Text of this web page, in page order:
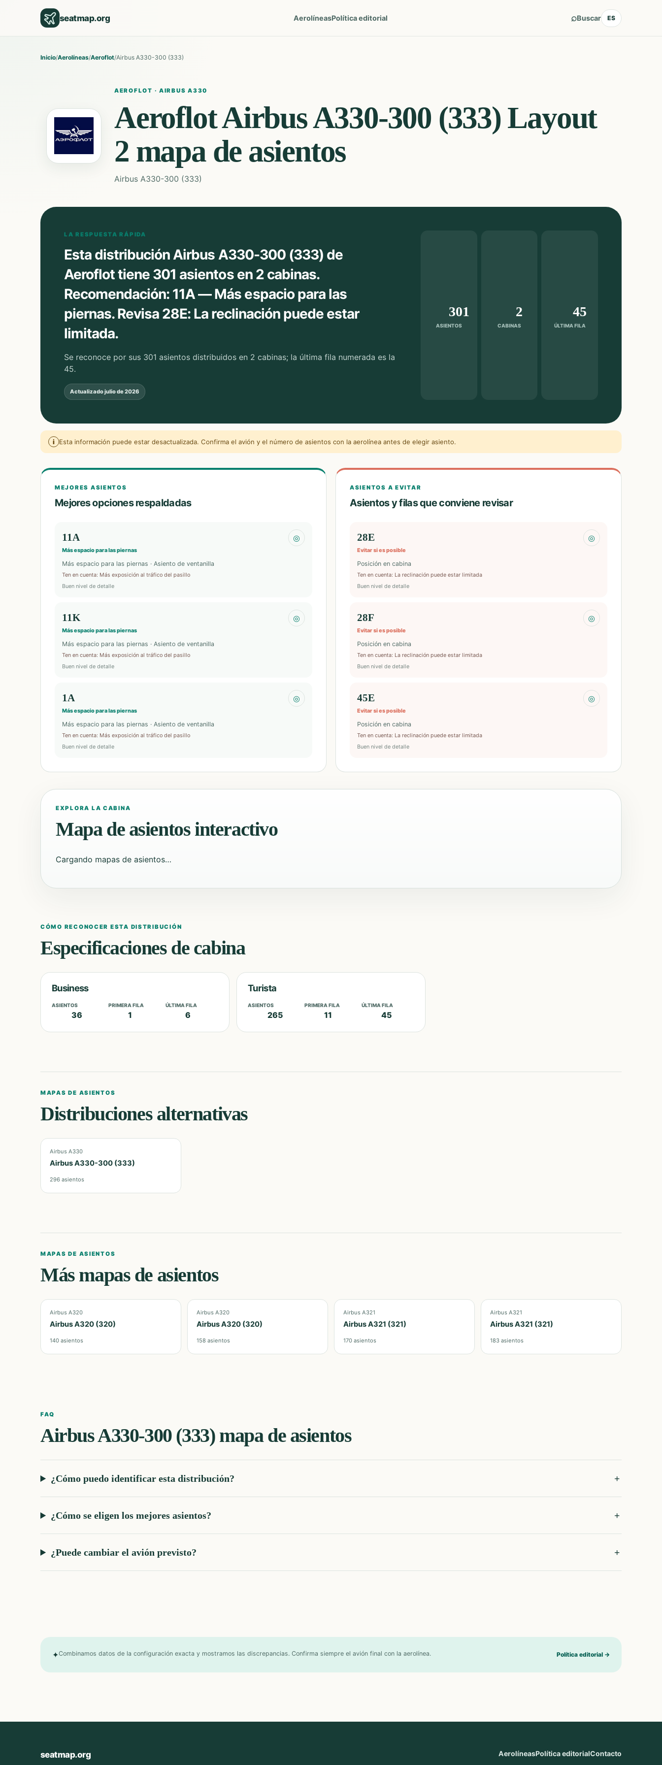
seatmap.org AerolíneasPolítica editorial ⌕Buscar ES
Inicio/Aerolíneas/Aeroflot/Airbus A330-300 (333)
AEROFLOT ·AIRBUS A330
AeroflotAirbus A330-300 (333) Layout
2 mapa de asientos
Airbus A330-300 (333)
LA RESPUESTA RÁPIDA
Esta distribución Airbus A330-300 (333) de
Aeroflot tiene 301 asientos en 2 cabinas.
Recomendación: 11A — Más espacio para las
piernas. Revisa 28E: La reclinación puede estar
limitada.
Se reconoce por sus 301 asientos distribuidos en 2 cabinas; la última fila numerada es la
45.
Actualizadojulio de 2026
ASIENTOS
301
CABINAS
2
ÚLTIMA FILA
45
i Esta información puede estar desactualizada. Confirma el avión y el número de asientos con la aerolínea antes de elegir asiento.
MEJORES ASIENTOS
Mejores opciones respaldadas
11A
Más espacio para las piernas
◎
Más espacio para las piernas · Asiento de ventanilla
Ten en cuenta: Más exposición al tráfico del pasillo
Buen nivel de detalle
11K
Más espacio para las piernas
◎
Más espacio para las piernas · Asiento de ventanilla
Ten en cuenta: Más exposición al tráfico del pasillo
Buen nivel de detalle
1A
Más espacio para las piernas
◎
Más espacio para las piernas · Asiento de ventanilla
Ten en cuenta: Más exposición al tráfico del pasillo
Buen nivel de detalle
ASIENTOS A EVITAR
Asientos y filas que conviene revisar
28E
Evitar si es posible
◎
Posición en cabina
Ten en cuenta: La reclinación puede estar limitada
Buen nivel de detalle
28F
Evitar si es posible
◎
Posición en cabina
Ten en cuenta: La reclinación puede estar limitada
Buen nivel de detalle
45E
Evitar si es posible
◎
Posición en cabina
Ten en cuenta: La reclinación puede estar limitada
Buen nivel de detalle
EXPLORA LA CABINA
Mapa de asientos interactivo
Cargando mapas de asientos…
CÓMO RECONOCER ESTA DISTRIBUCIÓN
Especificaciones de cabina
Business
ASIENTOS
36
PRIMERA FILA
1
ÚLTIMA FILA
6
Turista
ASIENTOS
265
PRIMERA FILA
11
ÚLTIMA FILA
45
MAPAS DE ASIENTOS
Distribuciones alternativas
Airbus A330
Airbus A330-300 (333)
296 asientos
MAPAS DE ASIENTOS
Más mapas de asientos
Airbus A320
Airbus A320 (320)
140 asientos
Airbus A320
Airbus A320 (320)
158 asientos
Airbus A321
Airbus A321 (321)
170 asientos
Airbus A321
Airbus A321 (321)
183 asientos
FAQ
Airbus A330-300 (333) mapa de asientos
¿Cómo puedo identificar esta distribución?
¿Cómo se eligen los mejores asientos?
¿Puede cambiar el avión previsto?
✦Combinamos datos de la configuración exacta y mostramos las discrepancias. Confirma siempre el avión final con la aerolínea. Política editorial →
seatmap.org AerolíneasPolítica editorialContacto